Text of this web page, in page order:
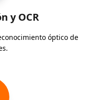
y OCR
óptico de